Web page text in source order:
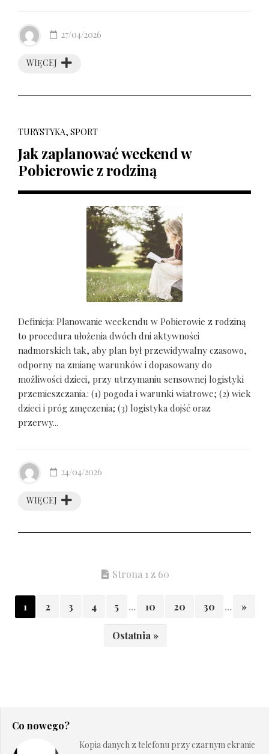
WIĘCEJ
27/04/2026
TURYSTYKA, SPORT
Jak zaplanować weekend w
Pobierowie z rodziną
Definicja: Planowanie weekendu w Pobierowie z rodziną
to procedura ułożenia dwóch dni aktywności
nadmorskich tak, aby plan był przewidywalny czasowo,
odporny na zmianę warunków i dopasowany do
możliwości dzieci, przy utrzymaniu sensownej logistyki
przemieszczania.: (1) pogoda i warunki wiatrowe; (2) wiek
dzieci i próg zmęczenia; (3) logistyka dojść oraz
przerwy...
WIĘCEJ
24/04/2026
Strona 1 z 60
1 2 3 4 5 ... 10 20 30 ... »
Ostatnia »
Co nowego?
Kopia danych z telefonu przy czarnym ekranie